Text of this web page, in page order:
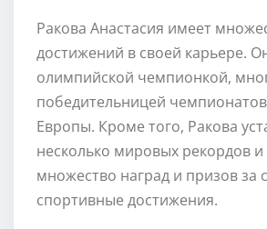
Ракова Анастасия имеет
достижений в своей карьере.
олимпийской чемпионкой,
победительницей
Европы. Кроме того, Ракова
несколько мировых рекордов
множество наград и призов за
спортивные достижения.